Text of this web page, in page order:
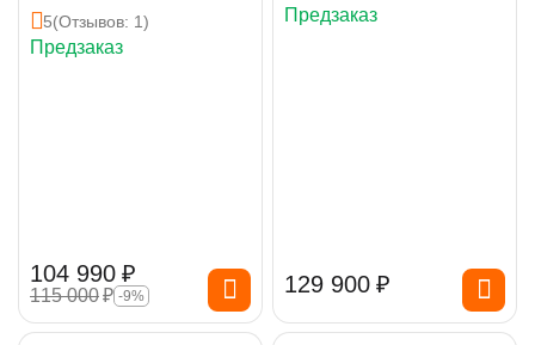
5(Отзывов: 1)
Предзаказ
104 990 ₽
115 000₽ -9%
Предзаказ
129 900 ₽